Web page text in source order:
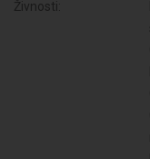
Živnosti: